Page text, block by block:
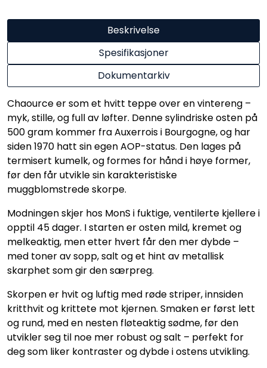
Beskrivelse
Spesifikasjoner
Dokumentarkiv
Chaource er som et hvitt teppe over en vintereng –
myk, stille, og full av løfter. Denne sylindriske osten på
500 gram kommer fra Auxerrois i Bourgogne, og har
siden 1970 hatt sin egen AOP-status. Den lages på
termisert kumelk, og formes for hånd i høye former,
før den får utvikle sin karakteristiske
muggblomstrede skorpe.
Modningen skjer hos MonS i fuktige, ventilerte kjellere i
opptil 45 dager. I starten er osten mild, kremet og
melkeaktig, men etter hvert får den mer dybde –
med toner av sopp, salt og et hint av metallisk
skarphet som gir den særpreg.
Skorpen er hvit og luftig med røde striper, innsiden
kritthvit og krittete mot kjernen. Smaken er først lett
og rund, med en nesten fløteaktig sødme, før den
utvikler seg til noe mer robust og salt – perfekt for
deg som liker kontraster og dybde i ostens utvikling.